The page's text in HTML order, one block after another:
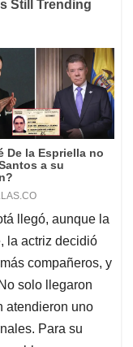
llegó, aunque la
la actriz decidió
compañeros, y
solo llegaron
atendieron uno
Para su